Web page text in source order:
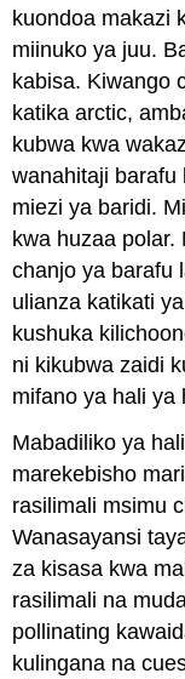
kuondoa makazi
miinuko ya juu.
kabisa. Kiwango
katika arctic,
kubwa kwa
wanahitaji barafu
miezi ya baridi.
kwa huzaa polar.
chanjo ya barafu
ulianza katikati
kushuka
ni kikubwa zaidi
mifano ya hali ya
Mabadiliko ya
marekebisho
rasilimali msimu
Wanasayansi
za kisasa kwa
rasilimali na
pollinating
kulingana na